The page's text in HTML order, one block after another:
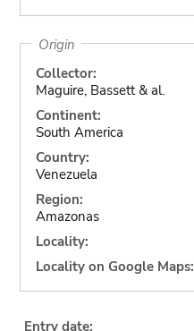
Origin
Collector:
Maguire, Bassett & al.
Continent:
South America
Country:
Venezuela
Region:
Amazonas
Locality:
Locality on Google Maps:
Entry date: